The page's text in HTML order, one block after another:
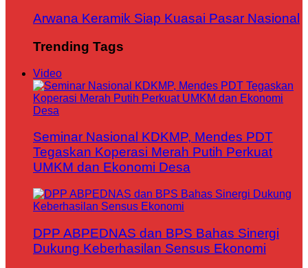
Arwana Keramik Siap Kuasai Pasar Nasional
Trending Tags
Video
Seminar Nasional KDKMP, Mendes PDT
Tegaskan Koperasi Merah Putih Perkuat
UMKM dan Ekonomi Desa
DPP ABPEDNAS dan BPS Bahas Sinergi
Dukung Keberhasilan Sensus Ekonomi